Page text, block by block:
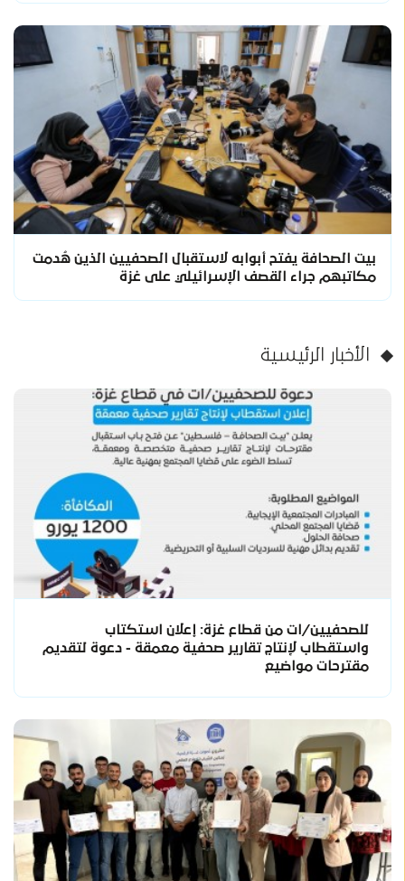
بيت الصحافة يفتح أبوابه لاستقبال الصحفيين الذين هُدمت
مكاتبهم جراء القصف الإسرائيلي على غزة
الأخبار الرئيسية
للصحفيين/ات من قطاع غزة: إعلان استكتاب
واستقطاب لإنتاج تقارير صحفية معمقة - دعوة لتقديم
مقترحات مواضيع